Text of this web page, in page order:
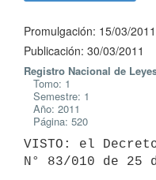
Promulgación: 15/03/2011
Publicación: 30/03/2011
Registro Nacional de
Tomo: 1
Semestre: 1
Año: 2011
Página: 520
VISTO: el
N° 83/010 de 25